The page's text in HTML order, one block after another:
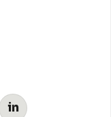
in